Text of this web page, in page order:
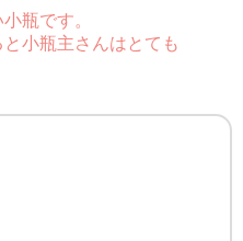
瓶です。
小瓶主さんはとても